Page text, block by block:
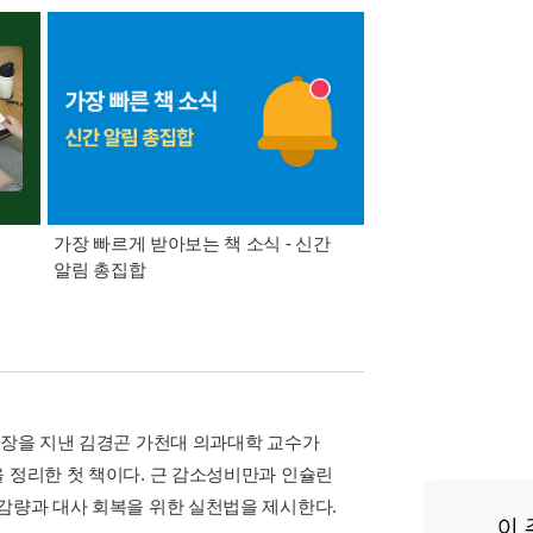
가장 빠르게 받아보는 책 소식 - 신간
알림 총집합
을 지낸 김경곤 가천대 의과대학 교수가
리한 첫 책이다. 근 감소성비만과 인슐린
량과 대사 회복을 위한 실천법을 제시한다.